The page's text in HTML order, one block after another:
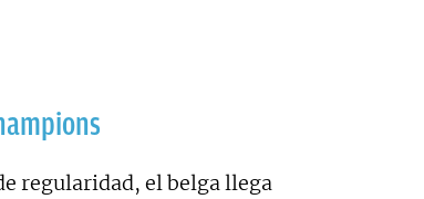
regularidad, el belga llega